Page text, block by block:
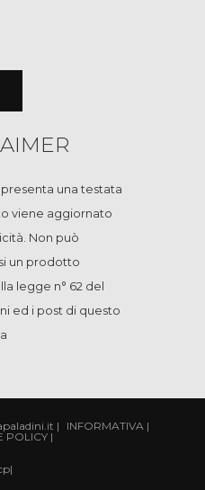
una testata
viene aggiornato
Non può
un prodotto
legge n° 62 del
ed i post di questo
| INFORMATIVA|
POLICY |
|